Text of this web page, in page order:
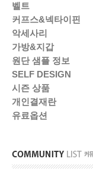
벨트
커프스&넥타이핀
악세사리
가방&지갑
원단 샘플 정보
SELF DESIGN
시즌 상품
개인결재란
유료옵션